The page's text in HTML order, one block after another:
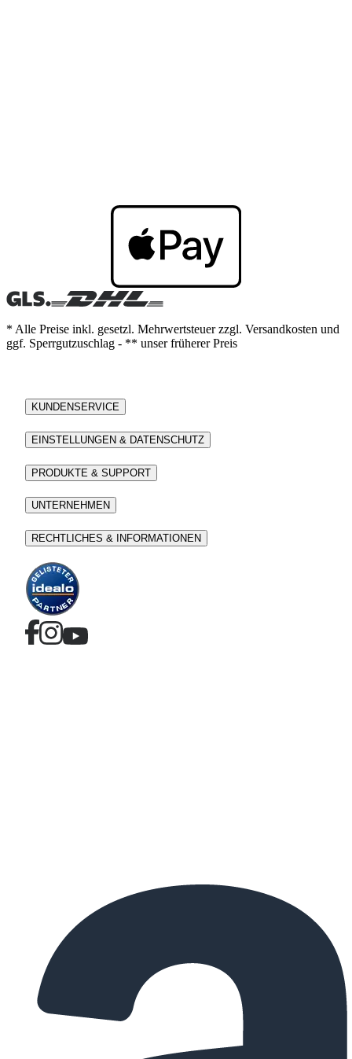
* Alle Preise inkl. gesetzl. Mehrwertsteuer zzgl. Versandkosten und
ggf. Sperrgutzuschlag - ** unser früherer Preis
KUNDENSERVICE
EINSTELLUNGEN & DATENSCHUTZ
PRODUKTE & SUPPORT
UNTERNEHMEN
RECHTLICHES & INFORMATIONEN